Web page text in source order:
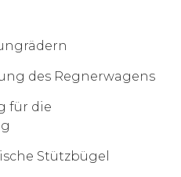
des Regnerwagens
für die
Stützbügel